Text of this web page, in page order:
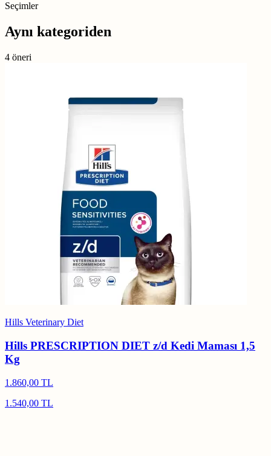
Seçimler
Aynı kategoriden
4 öneri
Hills Veterinary Diet
Hills PRESCRIPTION DIET z/d Kedi Maması 1,5
Kg
1.860,00 TL
1.540,00 TL